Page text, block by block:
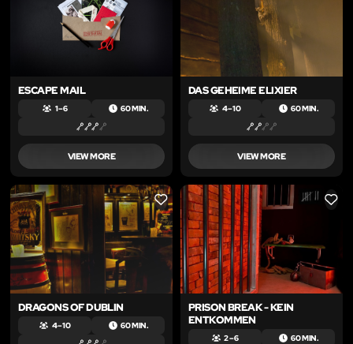
ESCAPE MAIL
1 – 6 60 MIN.
VIEW MORE
DAS GEHEIME ELIXIER
4 – 10 60 MIN.
VIEW MORE
LIKE
DRAGONS OF DUBLIN
4 – 10 60 MIN.
LIKE
PRISON BREAK - KEIN
ENTKOMMEN
2 – 6 60 MIN.